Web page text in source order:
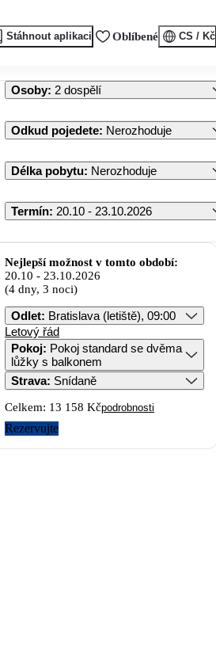
Stáhnout aplikaci Oblíbené CS / Kč
Osoby: 2 dospělí
Odkud pojedete: Nerozhoduje
Délka pobytu: Nerozhoduje
Termín: 20.10 - 23.10.2026
Nejlepší možnost v tomto období:
20.10 - 23.10.2026
(4 dny, 3 noci)
Odlet: Bratislava (letiště), 09:00
Letový řád
Pokoj: Pokoj standard se dvěma
lůžky s balkonem
Strava: Snídaně
Celkem: 13 158 Kčpodrobnosti
Rezervujte